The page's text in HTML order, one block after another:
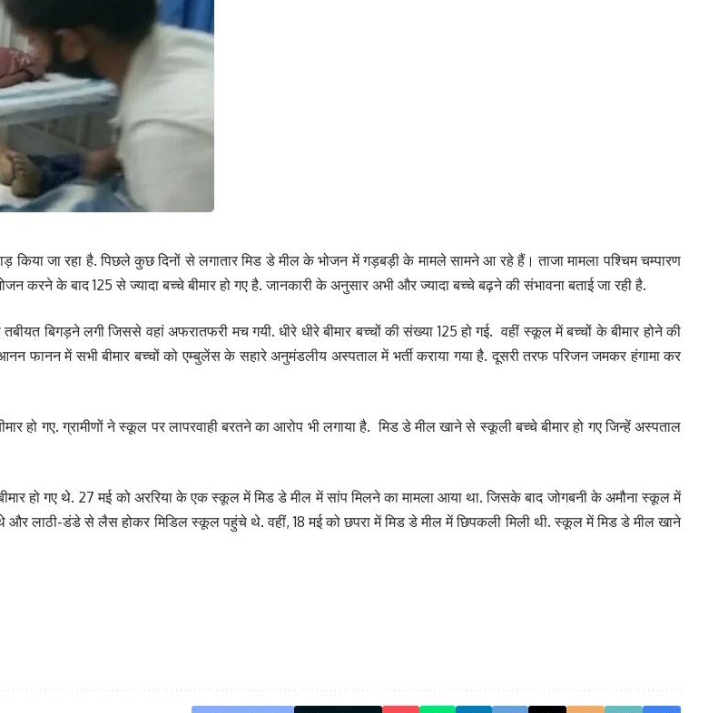
किया जा रहा है. पिछले कुछ दिनों से लगातार मिड डे मील के भोजन में गड़बड़ी के मामले सामने आ रहे हैं। ताजा मामला पश्चिम चम्पारण
करने के बाद 125 से ज्यादा बच्चे बीमार हो गए है. जानकारी के अनुसार अभी और ज्यादा बच्चे बढ़ने की संभावना बताई जा रही है.
बिगड़ने लगी जिससे वहां अफरातफरी मच गयी. धीरे धीरे बीमार बच्चों की संख्या 125 हो गई. वहीं स्कूल में बच्चों के बीमार होने की
फानन में सभी बीमार बच्चों को एम्बुलेंस के सहारे अनुमंडलीय अस्पताल में भर्ती कराया गया है. दूसरी तरफ परिजन जमकर हंगामा कर
हो गए. ग्रामीणों ने स्कूल पर लापरवाही बरतने का आरोप भी लगाया है. मिड डे मील खाने से स्कूली बच्चे बीमार हो गए जिन्हें अस्पताल
हो गए थे. 27 मई को अररिया के एक स्कूल में मिड डे मील में सांप मिलने का मामला आया था. जिसके बाद जोगबनी के अमौना स्कूल में
और लाठी-डंडे से लैस होकर मिडिल स्कूल पहुंचे थे. वहीं, 18 मई को छपरा में मिड डे मील में छिपकली मिली थी. स्कूल में मिड डे मील खाने